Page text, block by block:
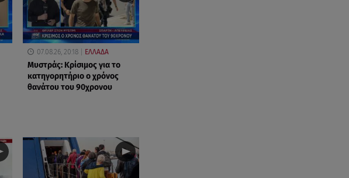
07.08.26, 20:18 ΕΛΛΑΔΑ
Μυστράς: Κρίσιμος για το
κατηγορητήριο ο χρόνος
θανάτου του 90χρονου